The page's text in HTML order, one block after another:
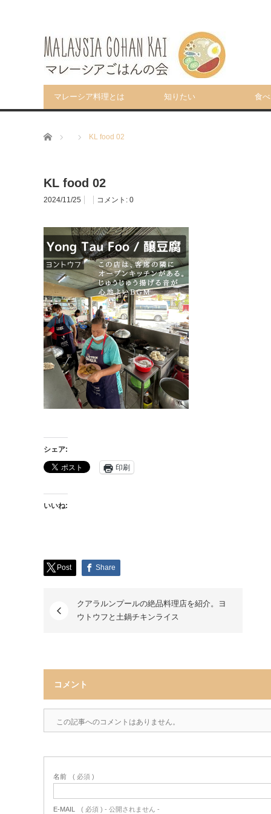
マレーシア料理とは 知りたい 食
ホーム KL food 02
KL food 02
2024/11/25 コメント: 0
シェア:
印刷
いいね:
Post Share
クアラルンプールの絶品料理店を紹介。ヨ
ウトウフと土鍋チキンライス
コメント
この記事へのコメントはありません。
名前 ( 必須 )
E-MAIL ( 必須 ) - 公開されません -